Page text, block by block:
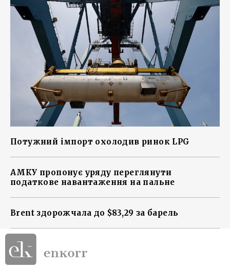
Потужний імпорт охолодив ринок LPG
АМКУ пропонує уряду переглянути
податкове навантаження на пальне
Brent здорожчала до $83,29 за барель